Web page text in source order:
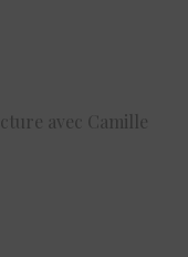
avec Camille